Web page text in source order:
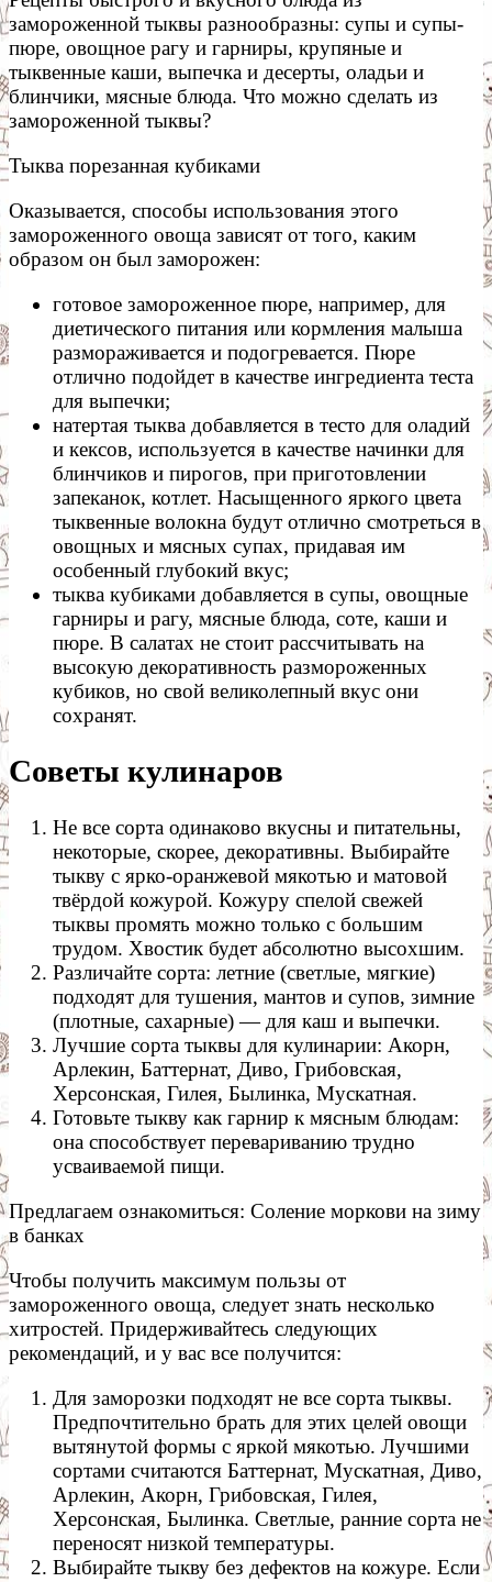
замороженной тыквы разнообразны: супы и супы-
пюре, овощное рагу и гарниры, крупяные и
тыквенные каши, выпечка и десерты, оладьи и
блинчики, мясные блюда. Что можно сделать из
замороженной тыквы?
Тыква порезанная кубиками
Оказывается, способы использования этого
замороженного овоща зависят от того, каким
образом он был заморожен:
готовое замороженное пюре, например, для
диетического питания или кормления малыша
размораживается и подогревается. Пюре
отлично подойдет в качестве ингредиента теста
для выпечки;
натертая тыква добавляется в тесто для оладий
и кексов, используется в качестве начинки для
блинчиков и пирогов, при приготовлении
запеканок, котлет. Насыщенного яркого цвета
тыквенные волокна будут отлично смотреться в
овощных и мясных супах, придавая им
особенный глубокий вкус;
тыква кубиками добавляется в супы, овощные
гарниры и рагу, мясные блюда, соте, каши и
пюре. В салатах не стоит рассчитывать на
высокую декоративность размороженных
кубиков, но свой великолепный вкус они
сохранят.
Советы кулинаров
Не все сорта одинаково вкусны и питательны,
некоторые, скорее, декоративны. Выбирайте
тыкву с ярко-оранжевой мякотью и матовой
твёрдой кожурой. Кожуру спелой свежей
тыквы промять можно только с большим
трудом. Хвостик будет абсолютно высохшим.
Различайте сорта: летние (светлые, мягкие)
подходят для тушения, мантов и супов, зимние
(плотные, сахарные) — для каш и выпечки.
Лучшие сорта тыквы для кулинарии: Акорн,
Арлекин, Баттернат, Диво, Грибовская,
Херсонская, Гилея, Былинка, Мускатная.
Готовьте тыкву как гарнир к мясным блюдам:
она способствует перевариванию трудно
усваиваемой пищи.
Предлагаем ознакомиться: Соление моркови на зиму
в банках
Чтобы получить максимум пользы от
замороженного овоща, следует знать несколько
хитростей. Придерживайтесь следующих
рекомендаций, и у вас все получится:
Для заморозки подходят не все сорта тыквы.
Предпочтительно брать для этих целей овощи
вытянутой формы с яркой мякотью. Лучшими
сортами считаются Баттернат, Мускатная, Диво,
Арлекин, Акорн, Грибовская, Гилея,
Херсонская, Былинка. Светлые, ранние сорта не
переносят низкой температуры.
Выбирайте тыкву без дефектов на кожуре. Если